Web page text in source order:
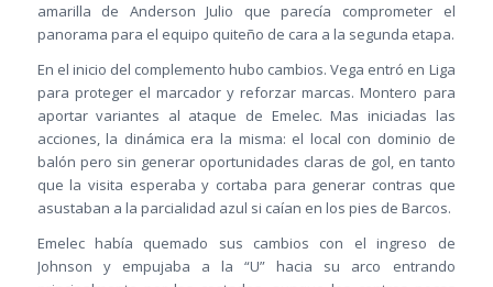
amarilla de Anderson Julio que parecía comprometer el
panorama para el equipo quiteño de cara a la segunda etapa.
En el inicio del complemento hubo cambios. Vega entró en Liga
para proteger el marcador y reforzar marcas. Montero para
aportar variantes al ataque de Emelec. Mas iniciadas las
acciones, la dinámica era la misma: el local con dominio de
balón pero sin generar oportunidades claras de gol, en tanto
que la visita esperaba y cortaba para generar contras que
asustaban a la parcialidad azul si caían en los pies de Barcos.
Emelec había quemado sus cambios con el ingreso de
Johnson y empujaba a la “U” hacia su arco entrando